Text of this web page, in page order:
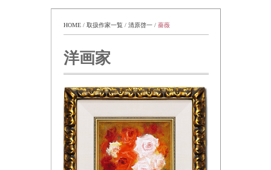
HOME / 取扱作家一覧 / 清原啓一 / 薔薇
洋画家